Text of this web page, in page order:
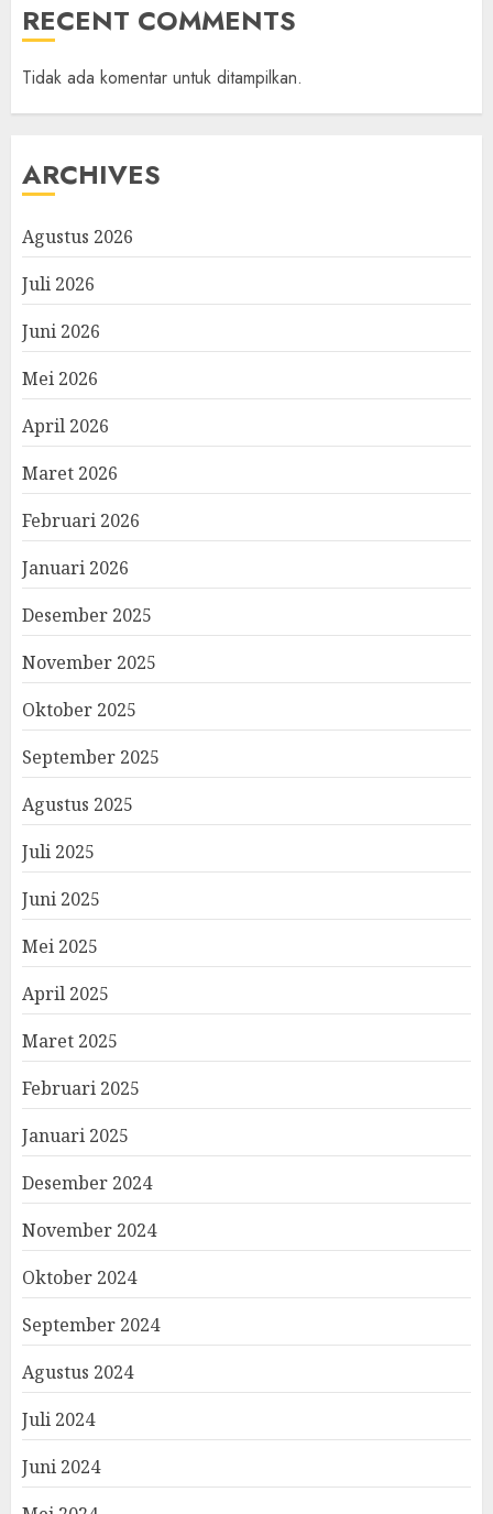
RECENT COMMENTS
Tidak ada komentar untuk ditampilkan.
ARCHIVES
Agustus 2026
Juli 2026
Juni 2026
Mei 2026
April 2026
Maret 2026
Februari 2026
Januari 2026
Desember 2025
November 2025
Oktober 2025
September 2025
Agustus 2025
Juli 2025
Juni 2025
Mei 2025
April 2025
Maret 2025
Februari 2025
Januari 2025
Desember 2024
November 2024
Oktober 2024
September 2024
Agustus 2024
Juli 2024
Juni 2024